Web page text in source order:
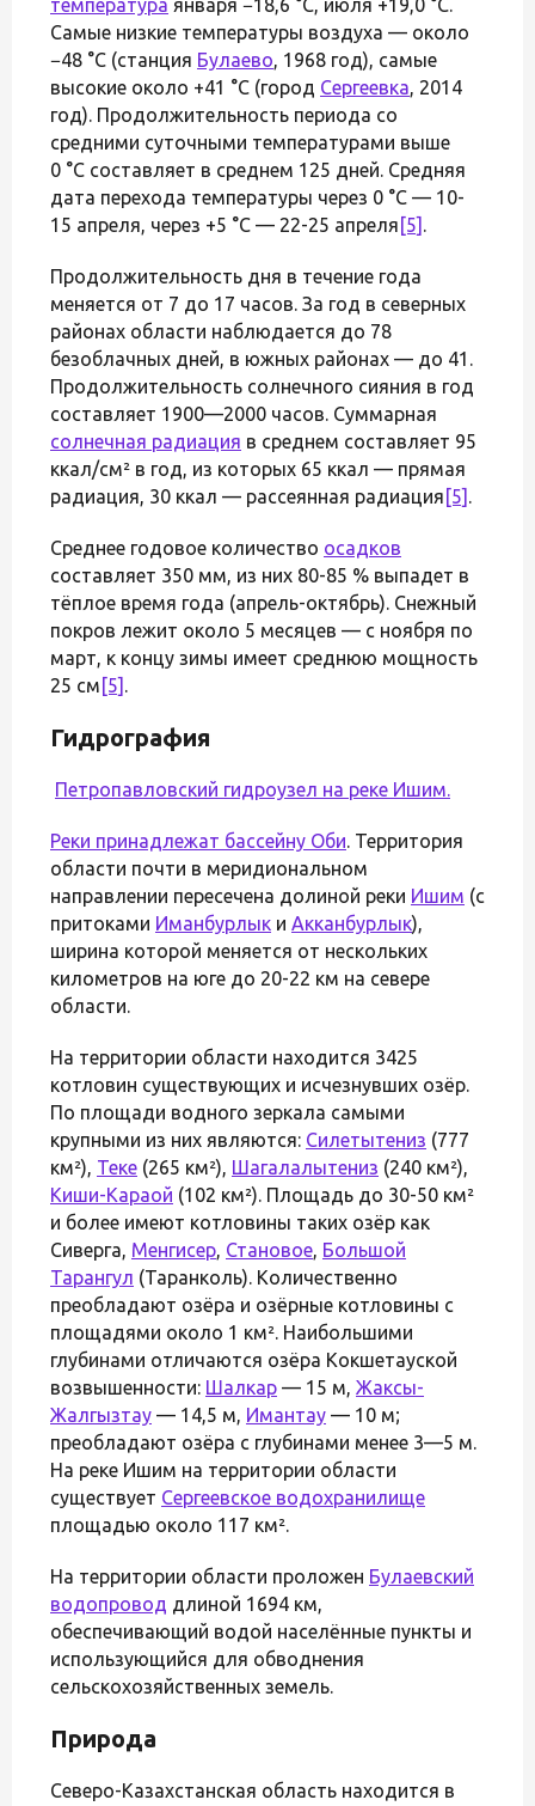
температура января −18,6 °C, июля +19,0 °C.
Самые низкие температуры воздуха — около
−48 °C (станция Булаево, 1968 год), самые
высокие около +41 °C (город Сергеевка, 2014
год). Продолжительность периода со
средними суточными температурами выше
0 °C составляет в среднем 125 дней. Средняя
дата перехода температуры через 0 °C — 10-
15 апреля, через +5 °C — 22-25 апреля [5] .
Продолжительность дня в течение года
меняется от 7 до 17 часов. За год в северных
районах области наблюдается до 78
безоблачных дней, в южных районах — до 41.
Продолжительность солнечного сияния в год
составляет 1900—2000 часов. Суммарная
солнечная радиация в среднем составляет 95
ккал/см² в год, из которых 65 ккал — прямая
радиация, 30 ккал — рассеянная радиация [5] .
Среднее годовое количество осадков
составляет 350 мм, из них 80-85 % выпадет в
тёплое время года (апрель-октябрь). Снежный
покров лежит около 5 месяцев — с ноября по
март, к концу зимы имеет среднюю мощность
25 см [5] .
Гидрография
Петропавловский гидроузел на реке Ишим.
Реки принадлежат бассейну Оби. Территория
области почти в меридиональном
направлении пересечена долиной реки Ишим (с
притоками Иманбурлык и Акканбурлык),
ширина которой меняется от нескольких
километров на юге до 20-22 км на севере
области.
На территории области находится 3425
котловин существующих и исчезнувших озёр.
По площади водного зеркала самыми
крупными из них являются: Силетытениз (777
км²), Теке (265 км²), Шагалалытениз (240 км²),
Киши-Караой (102 км²). Площадь до 30-50 км²
и более имеют котловины таких озёр как
Сиверга, Менгисер, Становое, Большой
Тарангул (Таранколь). Количественно
преобладают озёра и озёрные котловины с
площадями около 1 км². Наибольшими
глубинами отличаются озёра Кокшетауской
возвышенности: Шалкар — 15 м, Жаксы-
Жалгызтау — 14,5 м, Имантау — 10 м;
преобладают озёра с глубинами менее 3—5 м.
На реке Ишим на территории области
существует Сергеевское водохранилище
площадью около 117 км².
На территории области проложен Булаевский
водопровод длиной 1694 км,
обеспечивающий водой населённые пункты и
использующийся для обводнения
сельскохозяйственных земель.
Природа
Северо-Казахстанская область находится в